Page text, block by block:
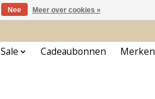
Sale Cadeaubonnen Merken
Nee Meer over cookies »